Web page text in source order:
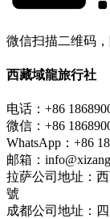
微信扫描二维码
西藏域龍旅行社
电话：+86
微信：+86
WhatsApp：+86
邮箱：
拉萨公司地址：
號
成都公司地址：